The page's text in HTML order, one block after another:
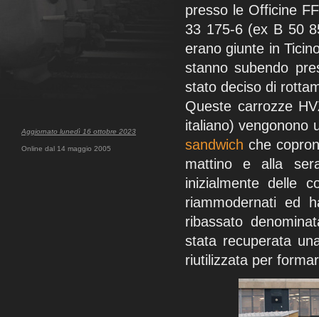
Aggiornato lunedì 16 ottobre 2023
Online dal 14 maggio 2005
presso le Officine
33 175-6 (ex B 50
erano giunte in
stanno subendo
stato deciso di
Queste carrozze
italiano) vengonono
sandwich che
mattino e alla
inizialmente delle
riammodernati ed
ribassato
stata recuperata
riutilizzata per